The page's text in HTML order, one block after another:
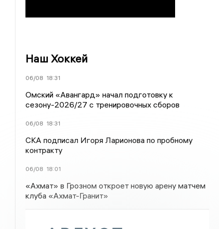
Наш Хоккей
06/08 18:31
Омский «Авангард» начал подготовку к
сезону-2026/27 с тренировочных сборов
06/08 18:31
СКА подписал Игоря Ларионова по пробному
контракту
06/08 18:01
«Ахмат» в Грозном откроет новую арену матчем
клуба «Ахмат-Гранит»